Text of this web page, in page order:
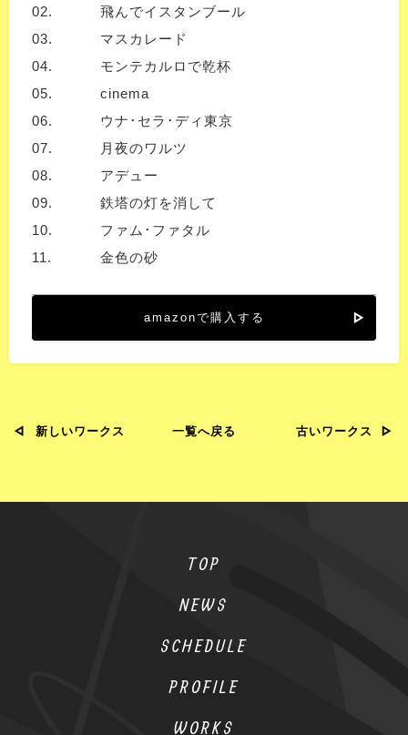
02.
飛んでイスタンブール
03.
マスカレード
04.
モンテカルロで乾杯
05.
cinema
06.
ウナ･セラ･ディ東京
07.
月夜のワルツ
08.
アデュー
09.
鉄塔の灯を消して
10.
ファム･ファタル
11.
金色の砂
amazonで購入する
新しいワークス 一覧へ戻る 古いワークス
TOP
NEWS
SCHEDULE
PROFILE
WORKS